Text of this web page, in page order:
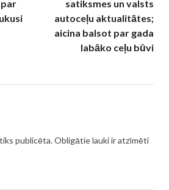
satiksmes un valsts
autoceļu aktualitātes;
aicina balsot par gada
labāko ceļu būvi
publicēta.Obligātie lauki ir atzīmēti